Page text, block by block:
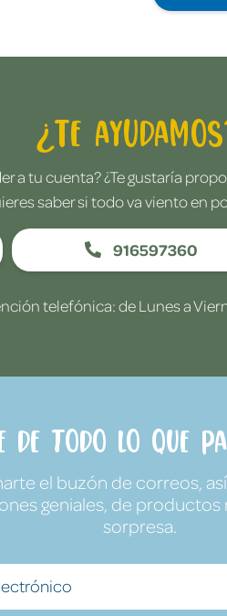
¿Te
a tu cuenta? ¿Te gustaría
saber si todo va viento en
916597360
telefónica: de Lunes a
de todo lo que
el buzón de correos,
geniales, de productos
sorpresa.